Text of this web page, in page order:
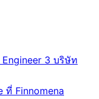
3 บริษัท
ที่ Finnomena